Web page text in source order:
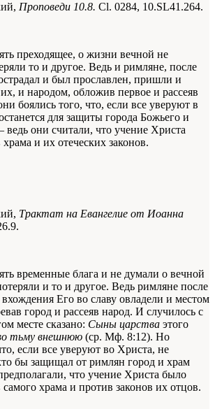
Проповеди 10.8. Cl. 0284, 10.SL41.264.
преходящее, о жизни вечной не
то и другое. Ведь и римляне, после
и был прославлен, пришли и
и народом, обложив первое и рассеяв
боялись того, что, если все уверуют в
для защиты города Божьего и
они считали, что учение Христа
и их отеческих законов.
Трактат на Евангелие от Иоанна
временные блага и не думали о вечной
и то и другое. Ведь римляне после
вхождения Его во славу овладели и местом
город и рассеяв народ. И случилось с
месте сказано: Сыны царства этого
тьму внешнюю (ср. Мф. 8:12). Но
если все уверуют во Христа, не
бы защищал от римлян город и храм
что учение Христа было
храма и против законов их отцов.